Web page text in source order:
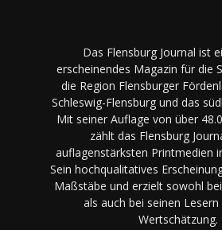
Das Flensburg Journal ist
erscheinendes Magazin für die
die Region Flensburger
Schleswig-Flensburg und das
Mit seiner Auflage von über
zählt das Flensburg
auflagenstärksten Printmedien
Sein hochqualitatives
Maßstäbe und erzielt sowohl
als auch bei seinen
Wertschätzung.